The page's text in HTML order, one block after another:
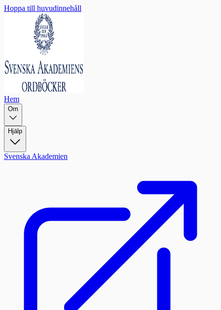
Hoppa till huvudinnehåll
Hem
Om
Hjälp
Svenska Akademien